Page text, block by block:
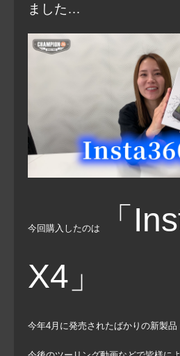
ました…
今回購入したのは
「
X4」
今年4月に発売されたばかりの新製品